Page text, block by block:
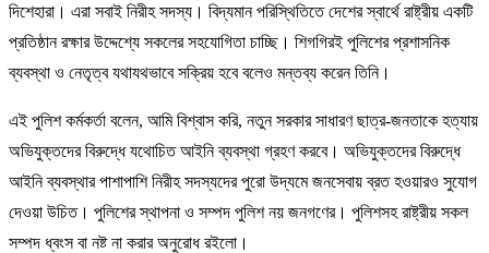
দিশেহারা। এরা সবাই নিরীহ সদস্য। বিদ্যমান পরিস্থিতিতে দেশের স্বার্থে রাষ্ট্রীয় একটি
প্রতিষ্ঠান রক্ষার উদ্দেশ্যে সকলের সহযোগিতা চাচ্ছি। শিগগিরই পুলিশের প্রশাসনিক
ব্যবস্থা ও নেতৃত্ব যথাযথভাবে সক্রিয় হবে বলেও মন্তব্য করেন তিনি।
এই পুলিশ কর্মকর্তা বলেন, আমি বিশ্বাস করি, নতুন সরকার সাধারণ ছাত্র-জনতাকে হত্যায়
অভিযুক্তদের বিরুদ্ধে যথোচিত আইনি ব্যবস্থা গ্রহণ করবে। অভিযুক্তদের বিরুদ্ধে
আইনি ব্যবস্থার পাশাপাশি নিরীহ সদস্যদের পুরো উদ্যমে জনসেবায় ব্রত হওয়ারও সুযোগ
দেওয়া উচিত। পুলিশের স্থাপনা ও সম্পদ পুলিশ নয় জনগণের। পুলিশসহ রাষ্ট্রীয় সকল
সম্পদ ধ্বংস বা নষ্ট না করার অনুরোধ রইলো।